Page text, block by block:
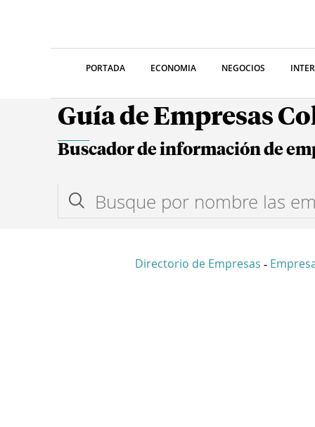
PORTADA ECONOMIA NEGOCIOS
Guía de Empresas
Buscador de información de
Directorio de Empresas -